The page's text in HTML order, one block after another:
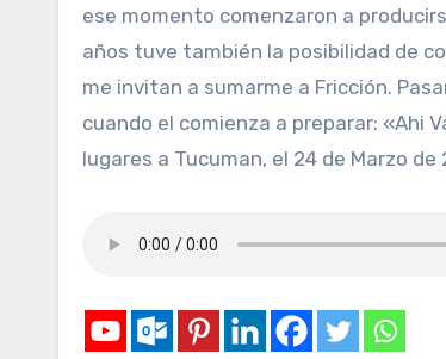
ese momento comenzaron a
años tuve también la posibilidad de
me invitan a sumarme a Fricción.
cuando el comienza a preparar: «Ahi
lugares a Tucuman, el 24 de Marzo